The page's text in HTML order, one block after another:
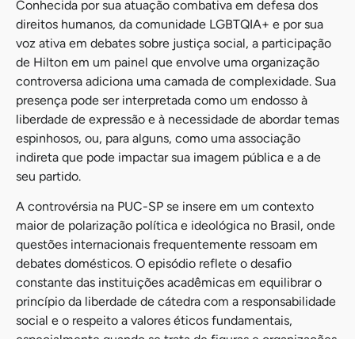
Conhecida por sua atuação combativa em defesa dos
direitos humanos, da comunidade LGBTQIA+ e por sua
voz ativa em debates sobre justiça social, a participação
de Hilton em um painel que envolve uma organização
controversa adiciona uma camada de complexidade. Sua
presença pode ser interpretada como um endosso à
liberdade de expressão e à necessidade de abordar temas
espinhosos, ou, para alguns, como uma associação
indireta que pode impactar sua imagem pública e a de
seu partido.
A controvérsia na PUC-SP se insere em um contexto
maior de polarização política e ideológica no Brasil, onde
questões internacionais frequentemente ressoam em
debates domésticos. O episódio reflete o desafio
constante das instituições acadêmicas em equilibrar o
princípio da liberdade de cátedra com a responsabilidade
social e o respeito a valores éticos fundamentais,